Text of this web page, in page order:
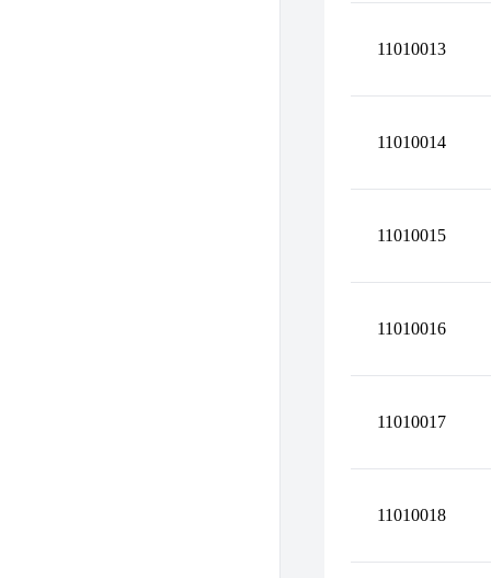
11010013
11010014
11010015
11010016
11010017
11010018